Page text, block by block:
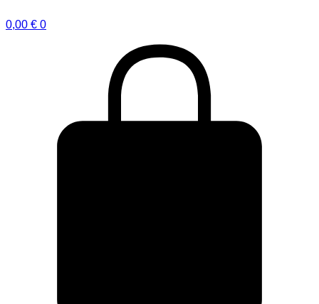
0,00 € 0